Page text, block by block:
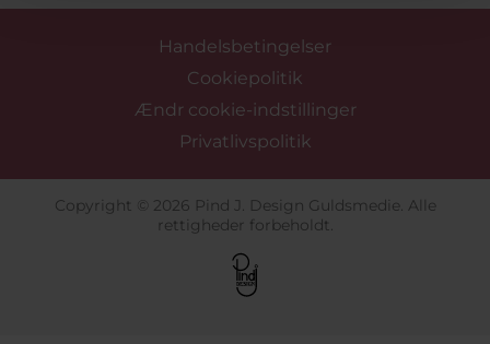
Handelsbetingelser
Cookiepolitik
Ændr cookie-indstillinger
Privatlivspolitik
Copyright © 2026 Pind J. Design Guldsmedie. Alle
rettigheder forbeholdt.